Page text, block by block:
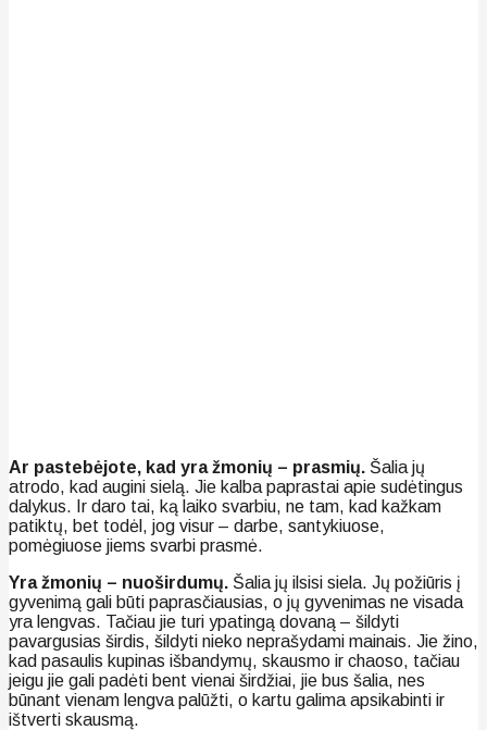
Ar pastebėjote, kad yra žmonių – prasmių. Šalia jų
atrodo, kad augini sielą. Jie kalba paprastai apie sudėtingus
dalykus. Ir daro tai, ką laiko svarbiu, ne tam, kad kažkam
patiktų, bet todėl, jog visur – darbe, santykiuose,
pomėgiuose jiems svarbi prasmė.
Yra žmonių – nuoširdumų. Šalia jų ilsisi siela. Jų požiūris į
gyvenimą gali būti paprasčiausias, o jų gyvenimas ne visada
yra lengvas. Tačiau jie turi ypatingą dovaną – šildyti
pavargusias širdis, šildyti nieko neprašydami mainais. Jie žino,
kad pasaulis kupinas išbandymų, skausmo ir chaoso, tačiau
jeigu jie gali padėti bent vienai širdžiai, jie bus šalia, nes
būnant vienam lengva palūžti, o kartu galima apsikabinti ir
ištverti skausmą.